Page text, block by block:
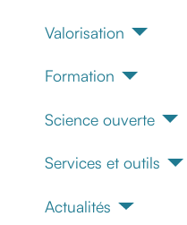
Valorisation
Formation
Science ouverte
Services et outils
Actualités